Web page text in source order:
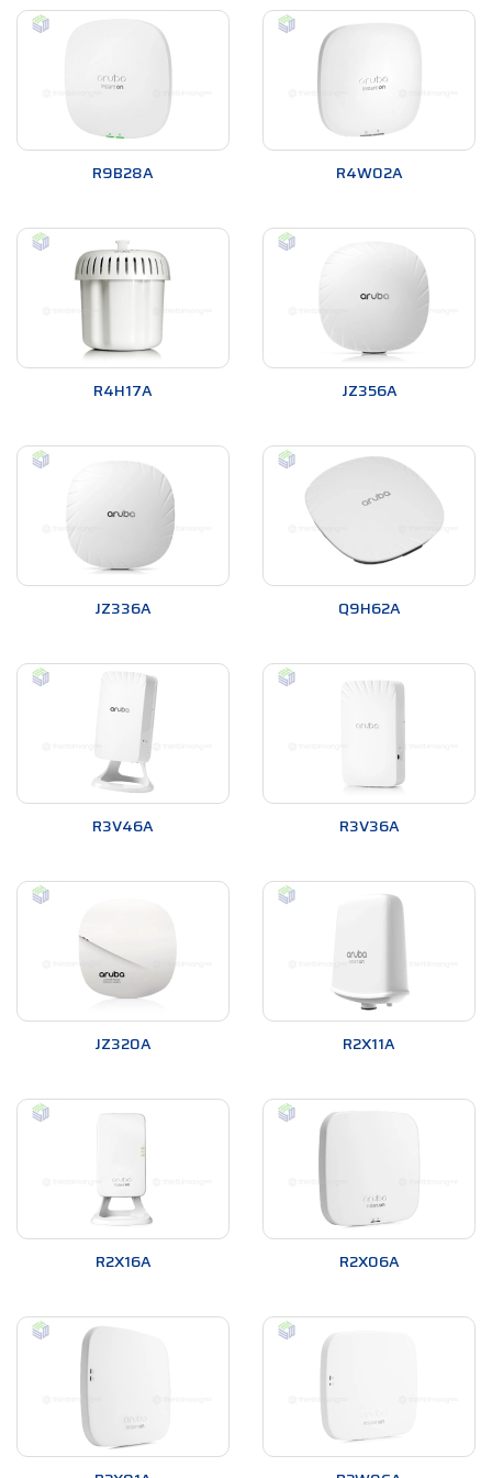
Tính bảo mật cao
Bảo mật luôn là một trong những yếu tố quan trọng khi xây
dựng một mạng không dây. Với
Bộ phát Wifi Aruba
thể yên tâm về tính an toàn của mạng. Nó có tính năng chống
tấn công từ bên ngoài, hỗ trợ mã hóa WPA2 và tích hợp các
công nghệ bảo mật tiên tiến như 802.1X, VPN và firewall. Điều
Quản lý đa điểm
Bộ phát Wifi Aruba
cho phép quản lý đa điểm, tức là có thể
quản lý nhiều bộ phát Wifi từ một điểm duy nhất. Điều này
giúp tiết kiệm thời gian và công sức trong việc cấu hình và theo
dõi mạng không dây. Bạn có thể dễ dàng thêm hoặc xóa các
bộ phát Wifi, cập nhật phần mềm và theo dõi hiệu suất của
Tính linh hoạt và mở rộng được
Bộ phát Wifi Aruba
có tính linh hoạt cao và có thể mở rộng
để đáp ứng nhu cầu mạng không dây ngày càng tăng của
doanh nghiệp hoặc tổ chức. Bạn có thể dễ dàng thêm các bộ
phát Wifi mới vào mạng hiện tại hoặc mở rộng mạng lên các
khu vực mới mà không cần phải thay đổi cấu trúc mạng hiện
Hiệu suất cao
Với công nghệ tiên tiến và tính năng thông minh,
Bộ phát Wifi
có thể cung cấp tốc độ cao và độ tin cậy trong việc
truyền tải dữ liệu. Điều này giúp tăng hiệu suất làm việc của
người dùng và giảm thiểu thời gian chờ đợi.
Giá thành hợp lý
Wifi Arubavẫn có giá thành hợp lý và phù hợp với nhiều
doanh nghiệp và tổ chức. Bạn không cần phải đầu tư quá
nhiều cho việc xây dựng mạng không dây hiệu quả.
Bộ phát Wifi Aruba
Wifi Aruba R2H28A
Wifi Aruba R2W96A
R9B28A R4W02A
R4H17A JZ356A
JZ336A Q9H62A
R3V46A R3V36A
JZ320A R2X11A
R2X16A R2X06A